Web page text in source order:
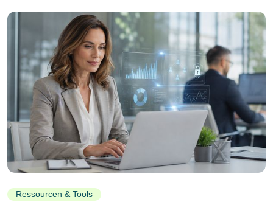
Ressourcen & Tools